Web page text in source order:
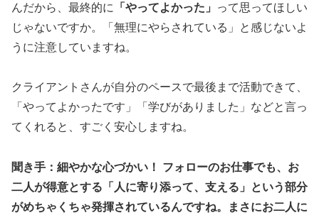
んだから、最終的に
「やってよかった」
って思ってほしい
じゃないですか。「無理にやらされている」と感じないよ
うに注意していますね。
クライアントさんが自分のペースで最後まで活動できて、
「やってよかったです」「学びがありました」などと言っ
てくれると、すごく安心しますね。
聞き手：細やかな心づかい！ フォローのお仕事でも、お
二人が得意とする「人に寄り添って、支える」という部分
がめちゃくちゃ発揮されているんですね。まさにお二人に